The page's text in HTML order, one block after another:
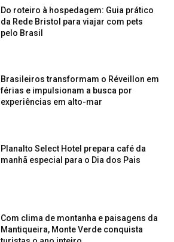
Do roteiro à hospedagem: Guia prático
da Rede Bristol para viajar com pets
pelo Brasil
Brasileiros transformam o Réveillon em
férias e impulsionam a busca por
experiências em alto-mar
Planalto Select Hotel prepara café da
manhã especial para o Dia dos Pais
Com clima de montanha e paisagens da
Mantiqueira, Monte Verde conquista